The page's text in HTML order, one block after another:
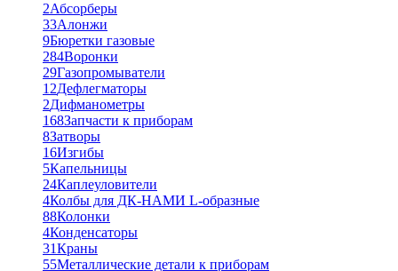
2Абсорберы
33Алонжи
9Бюретки газовые
284Воронки
29Газопромыватели
12Дефлегматоры
2Дифманометры
168Запчасти к приборам
8Затворы
16Изгибы
5Капельницы
24Каплеуловители
4Колбы для ДК-НАМИ L-образные
88Колонки
4Конденсаторы
31Краны
55Металлические детали к приборам